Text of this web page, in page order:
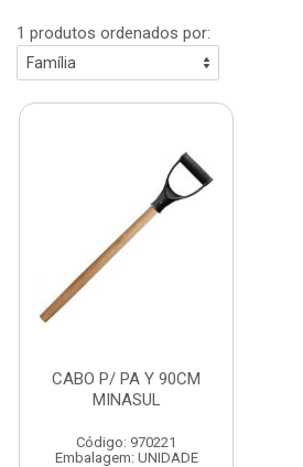
1 produtos ordenados por:
CABO P/ PA Y 90CM
MINASUL
Código: 970221
Embalagem: UNIDADE